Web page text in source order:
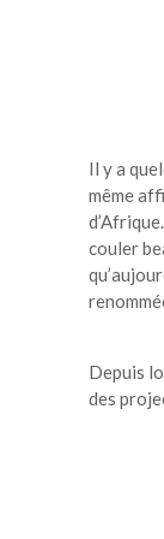
Il y a
même
couler
Depuis
des